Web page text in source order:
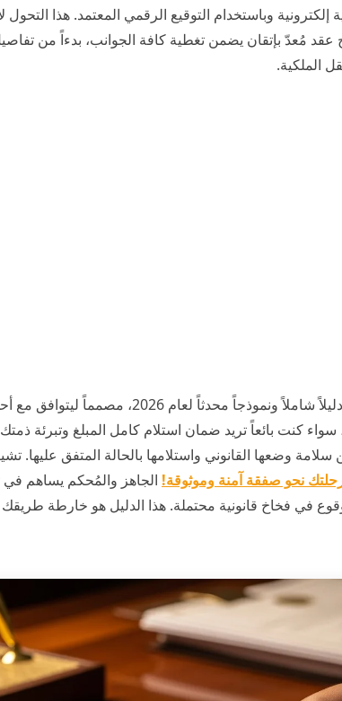
وباستخدام التوقيع الرقمي المعتمد. هذا التحول
مُعدّ بإتقان يضمن تغطية كافة الجوانب، بدءاً من
الملكية.
من خلال منصتنا ‘نماذج للطباعة والتحميل’، نقدم لك دليلاً شاملاً ونموذجاً
سواء كنت بائعاً تريد ضمان استلام كامل المبلغ وتبرئة
وضعها القانوني واستلامها بالحالة المتفق عليها.
نحو صفقة آمنة وموثوقة! الجاهز والمُحكم يساهم في
الوقوع في فخاخ قانونية محتملة. هذا الدليل هو خارطة